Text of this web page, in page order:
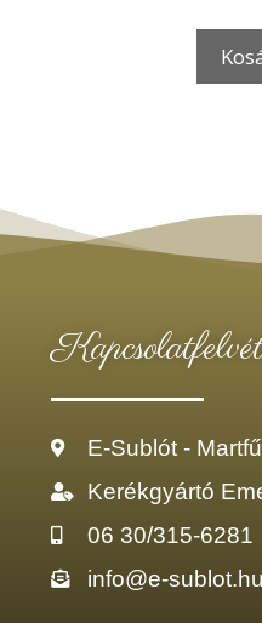
E-Sublót - Martfű
Kerékgyártó
06 30/315-6281
info@e-sublot.hu